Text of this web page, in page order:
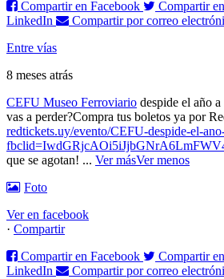
Compartir en Facebook
Compartir
LinkedIn
Compartir por correo
Entre vías
8 meses atrás
CEFU Museo Ferroviario despide el año
vas a perder?Compra tus boletos ya por
redtickets.uy/evento/CEFU-despide-el-
que se agotan! ... Ver másVer menos
Foto
Ver en facebook
· Compartir
Compartir en Facebook
Compartir
LinkedIn
Compartir por correo